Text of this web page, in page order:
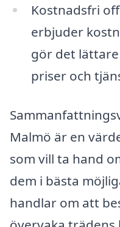
Kostnadsfri
erbjuder
gör det
priser och
Malmö är en
som vill ta hand
dem i bästa
handlar om att